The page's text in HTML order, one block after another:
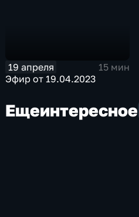
19 апреля
15 мин
Эфир от 19.04.2023
Ещеинтересное